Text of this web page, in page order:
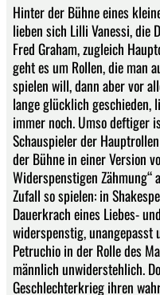
Hinter der Bühne eines
lieben sich Lilli Vanessi, die
Fred Graham, zugleich
geht es um Rollen, die man
spielen will, dann aber vor
lange glücklich geschieden,
immer noch. Umso deftiger
Schauspieler der
der Bühne in einer Version
Widerspenstigen Zähmung“
Zufall so spielen: in
Dauerkrach eines Liebes-
widerspenstig,
Petruchio in der Rolle des
männlich unwiderstehlich.
Geschlechterkrieg ihren